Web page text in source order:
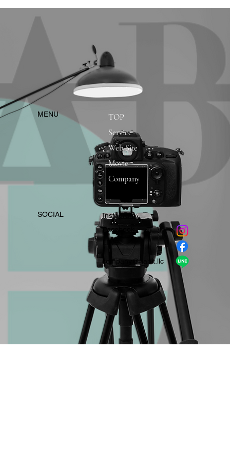
​MENU
TOP
Service
Web Site
Movie
Company
​SOCIAL
Instagram
​Facebook
company＠habit.llc